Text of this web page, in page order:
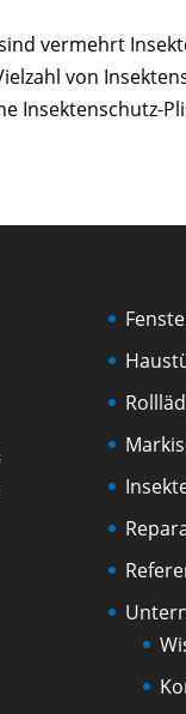
vermehrt
von
Insektenschutz-